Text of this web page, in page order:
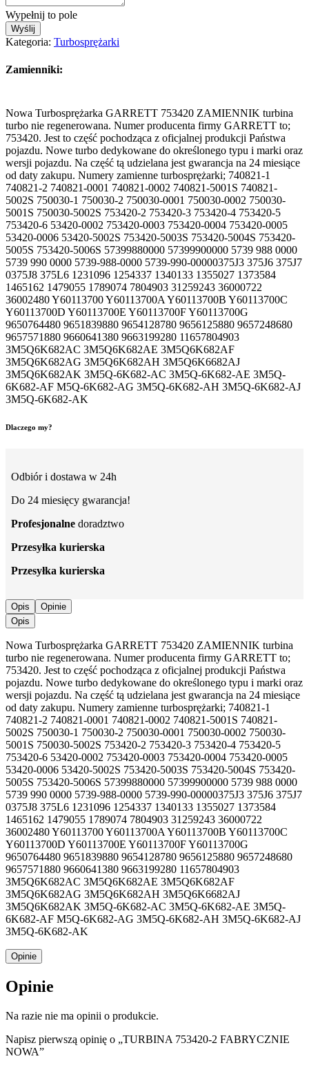
Wypełnij to pole
Wyślij
Kategoria: Turbosprężarki
Zamienniki:
Nowa Turbosprężarka GARRETT 753420 ZAMIENNIK turbina
turbo nie regenerowana. Numer producenta firmy GARRETT to;
753420. Jest to część pochodząca z oficjalnej produkcji Państwa
pojazdu. Nowe turbo dedykowane do określonego typu i marki oraz
wersji pojazdu. Na część tą udzielana jest gwarancja na 24 miesiące
od daty zakupu. Numery zamienne turbosprężarki; 740821-1
740821-2 740821-0001 740821-0002 740821-5001S 740821-
5002S 750030-1 750030-2 750030-0001 750030-0002 750030-
5001S 750030-5002S 753420-2 753420-3 753420-4 753420-5
753420-6 53420-0002 753420-0003 753420-0004 753420-0005
53420-0006 53420-5002S 753420-5003S 753420-5004S 753420-
5005S 753420-5006S 57399880000 57399900000 5739 988 0000
5739 990 0000 5739-988-0000 5739-990-00000375J3 375J6 375J7
0375J8 375L6 1231096 1254337 1340133 1355027 1373584
1465162 1479055 1789074 7804903 31259243 36000722
36002480 Y60113700 Y60113700A Y60113700B Y60113700C
Y60113700D Y60113700E Y60113700F Y60113700G
9650764480 9651839880 9654128780 9656125880 9657248680
9657571880 9660641380 9663199280 11657804903
3M5Q6K682AC 3M5Q6K682AE 3M5Q6K682AF
3M5Q6K682AG 3M5Q6K682AH 3M5Q6K6682AJ
3M5Q6K682AK 3M5Q-6K682-AC 3M5Q-6K682-AE 3M5Q-
6K682-AF M5Q-6K682-AG 3M5Q-6K682-AH 3M5Q-6K682-AJ
3M5Q-6K682-AK
Dlaczego my?
Odbiór i dostawa w 24h
Do 24 miesięcy gwarancja!
Profesjonalne doradztwo
Przesyłka kurierska
Przesyłka kurierska
Opis
Opinie
Opis
Nowa Turbosprężarka GARRETT 753420 ZAMIENNIK turbina
turbo nie regenerowana. Numer producenta firmy GARRETT to;
753420. Jest to część pochodząca z oficjalnej produkcji Państwa
pojazdu. Nowe turbo dedykowane do określonego typu i marki oraz
wersji pojazdu. Na część tą udzielana jest gwarancja na 24 miesiące
od daty zakupu. Numery zamienne turbosprężarki; 740821-1
740821-2 740821-0001 740821-0002 740821-5001S 740821-
5002S 750030-1 750030-2 750030-0001 750030-0002 750030-
5001S 750030-5002S 753420-2 753420-3 753420-4 753420-5
753420-6 53420-0002 753420-0003 753420-0004 753420-0005
53420-0006 53420-5002S 753420-5003S 753420-5004S 753420-
5005S 753420-5006S 57399880000 57399900000 5739 988 0000
5739 990 0000 5739-988-0000 5739-990-00000375J3 375J6 375J7
0375J8 375L6 1231096 1254337 1340133 1355027 1373584
1465162 1479055 1789074 7804903 31259243 36000722
36002480 Y60113700 Y60113700A Y60113700B Y60113700C
Y60113700D Y60113700E Y60113700F Y60113700G
9650764480 9651839880 9654128780 9656125880 9657248680
9657571880 9660641380 9663199280 11657804903
3M5Q6K682AC 3M5Q6K682AE 3M5Q6K682AF
3M5Q6K682AG 3M5Q6K682AH 3M5Q6K6682AJ
3M5Q6K682AK 3M5Q-6K682-AC 3M5Q-6K682-AE 3M5Q-
6K682-AF M5Q-6K682-AG 3M5Q-6K682-AH 3M5Q-6K682-AJ
3M5Q-6K682-AK
Opinie
Opinie
Na razie nie ma opinii o produkcie.
Napisz pierwszą opinię o „TURBINA 753420-2 FABRYCZNIE
NOWA”